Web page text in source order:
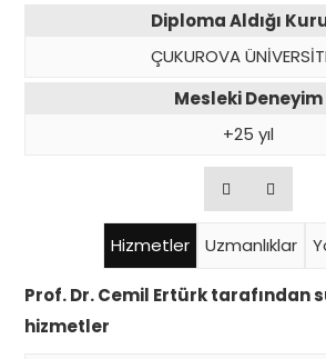
Diploma Aldığı
ÇUKUROVA
Mesleki Deneyim
+25 yıl
Hizmetler Uzmanlıklar
Prof. Dr. Cemil Ertürk tarafından
hizmetler